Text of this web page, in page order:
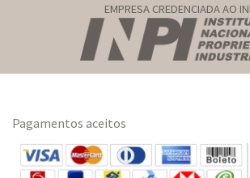
EMPRESA CREDENCIADA AO
Pagamentos aceitos